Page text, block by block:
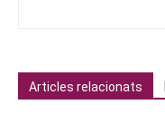
Articles relacionats